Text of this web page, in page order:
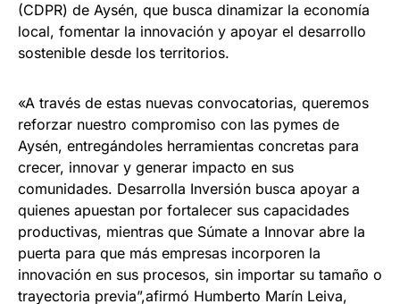
(CDPR) de Aysén, que busca dinamizar la economía
local, fomentar la innovación y apoyar el desarrollo
sostenible desde los territorios.
«A través de estas nuevas convocatorias, queremos
reforzar nuestro compromiso con las pymes de
Aysén, entregándoles herramientas concretas para
crecer, innovar y generar impacto en sus
comunidades. Desarrolla Inversión busca apoyar a
quienes apuestan por fortalecer sus capacidades
productivas, mientras que Súmate a Innovar abre la
puerta para que más empresas incorporen la
innovación en sus procesos, sin importar su tamaño o
trayectoria previa”,afirmó Humberto Marín Leiva,